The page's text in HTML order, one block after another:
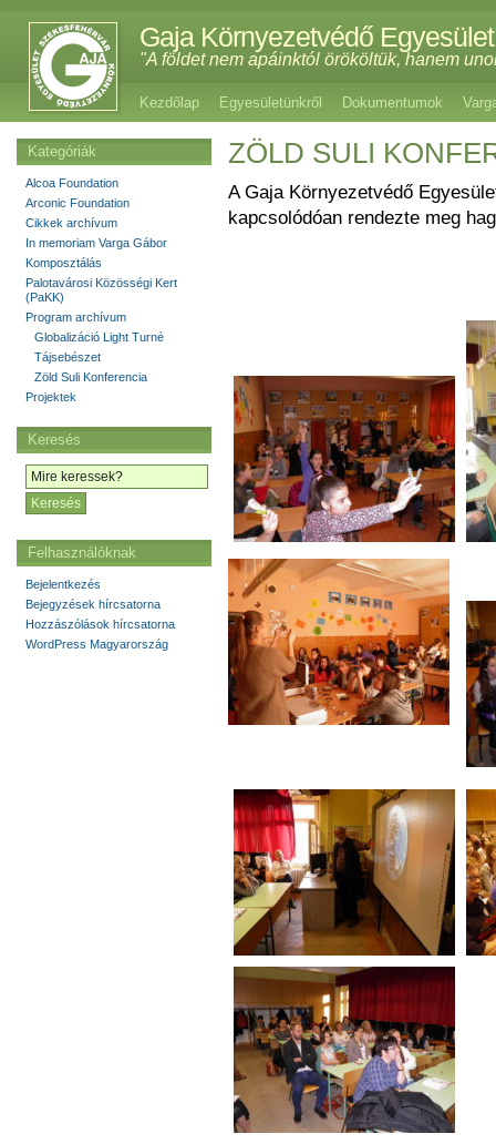
Gaja Környezetvédő Egyesület
"A földet nem apáinktól örököltük, hanem
Kezdőlap Egyesületünkről Dokumentumok
ZÖLD SULI
A Gaja Környezetvédő
kapcsolódóan rendezte meg
Kategóriák
Alcoa Foundation
Arconic Foundation
Cikkek archívum
In memoriam Varga Gábor
Komposztálás
Palotavárosi Közösségi Kert
(PaKK)
Program archívum
Globalizáció Light Turné
Tájsebészet
Zöld Suli Konferencia
Projektek
Keresés
Felhasználóknak
Bejelentkezés
Bejegyzések hírcsatorna
Hozzászólások hírcsatorna
WordPress Magyarország